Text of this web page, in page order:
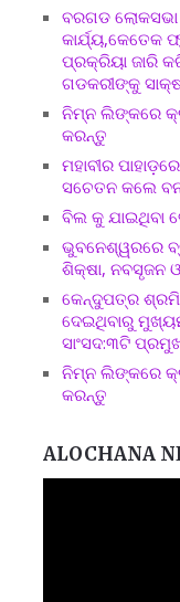
ବରଗଡ ଲୋକସଭା
କାର୍ଯ୍ୟ,କେତେକ
ପ୍ରକ୍ରିୟା ଜାରି
ଗଡକରୀଙ୍କୁ
ନିମ୍ନ ଲିଙ୍କରେ
କରନ୍ତୁ
ମହାବୀର
ସଚେତନ କଲେ
ବିଲ କୁ ଯାଇଥିବା
ଭୁବନେଶ୍ୱରରେ
ଶିକ୍ଷା, ନବସୃଜନ
କେନ୍ଦୁପତ୍ର
ଦେଇଥିବାରୁ
ସାଂସଦ:୩ଟି
ନିମ୍ନ ଲିଙ୍କରେ
କରନ୍ତୁ
ALOCHANA